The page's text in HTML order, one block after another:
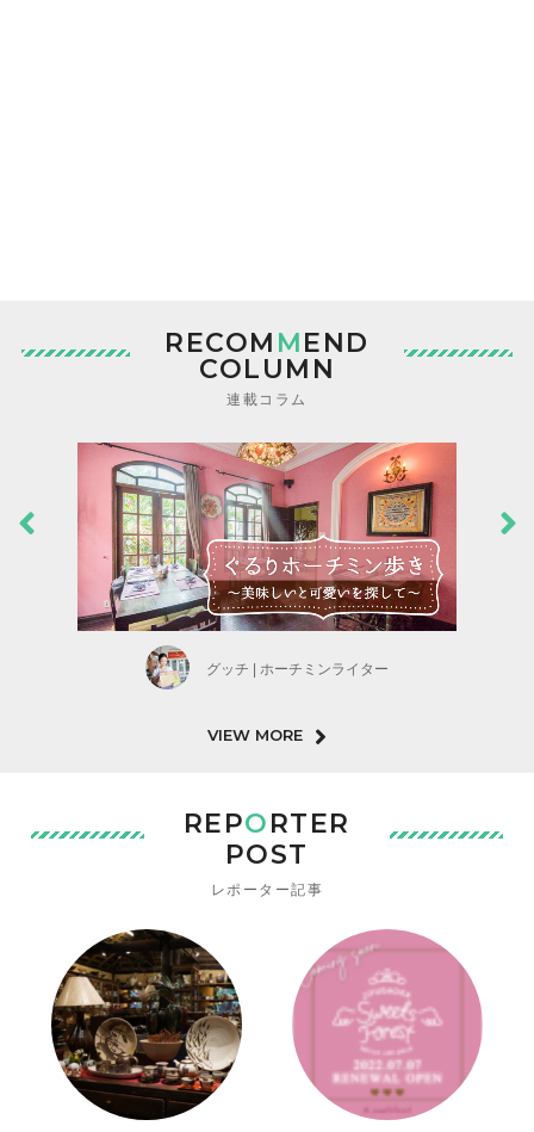
RECOM MEND
COLUMN
連載コラム
グッチ | ホーチミンライター
VIEW MORE
REPORTER
POST
レポーター記事